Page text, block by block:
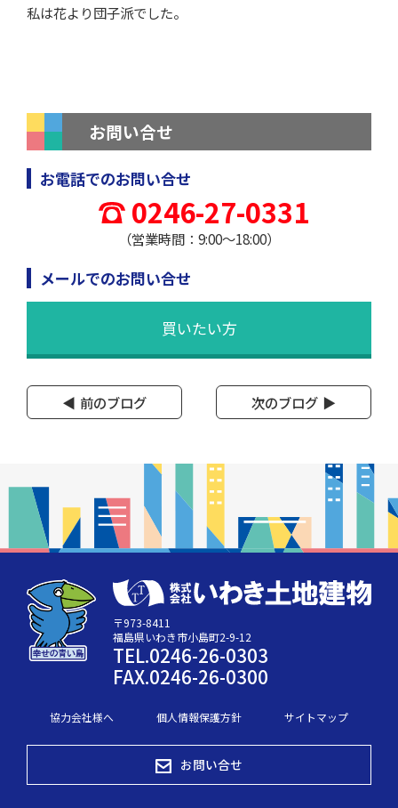
私は花より団子派でした。
お問い合せ
お電話でのお問い合せ
0246-27-0331
（営業時間：9:00～18:00）
メールでのお問い合せ
買いたい方
前のブログ 次のブログ
〒973-8411
福島県いわき市小島町2-9-12
TEL.0246-26-0303
FAX.0246-26-0300
協力会社様へ 個人情報保護方針 サイトマップ
お問い合せ